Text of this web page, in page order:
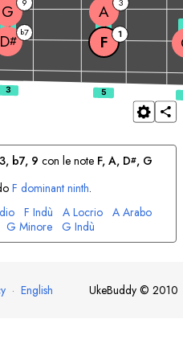
D#
b7 F 1
G A
3 5
b7, 9 con le note F, A, D#, G
F dominant ninth.
F Indù A Locrio A Arabo
G Minore G Indù
· English UkeBuddy © 2010